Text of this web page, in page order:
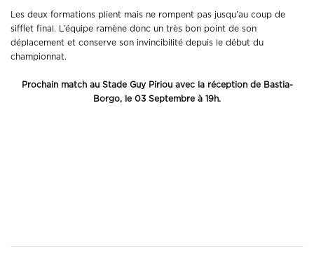
Les deux formations plient mais ne rompent pas jusqu’au coup de
sifflet final. L’équipe ramène donc un très bon point de son
déplacement et conserve son invincibilité depuis le début du
championnat.
Prochain match au Stade Guy Piriou avec la réception de Bastia-
Borgo, le 03 Septembre à 19h.